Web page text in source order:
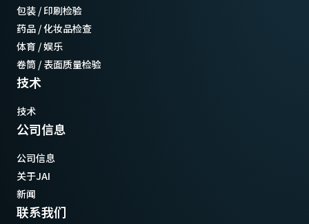
包装 / 印刷检验
药品 / 化妆品检查
体育 / 娱乐
卷筒 / 表面质量检验
技术
技术
公司信息
公司信息
关于JAI
新闻
联系我们